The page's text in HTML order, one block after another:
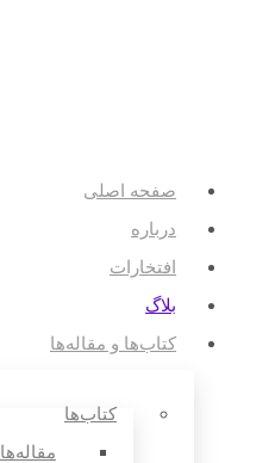
صفحه اصلی
درباره
افتخارات
بلاگ
کتاب‌ها و مقاله‌ها
کتاب‌ها
مقاله‌ها